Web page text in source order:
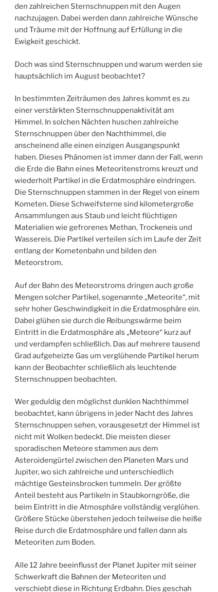
den zahlreichen Sternschnuppen mit den Augen
nachzujagen. Dabei werden dann zahlreiche Wünsche
und Träume mit der Hoffnung auf Erfüllung in die
Ewigkeit geschickt.
Doch was sind Sternschnuppen und warum werden sie
hauptsächlich im August beobachtet?
In bestimmten Zeiträumen des Jahres kommt es zu
einer verstärkten Sternschnuppenaktivität am
Himmel. In solchen Nächten huschen zahlreiche
Sternschnuppen über den Nachthimmel, die
anscheinend alle einen einzigen Ausgangspunkt
haben. Dieses Phänomen ist immer dann der Fall, wenn
die Erde die Bahn eines Meteoritenstroms kreuzt und
wiederholt Partikel in die Erdatmosphäre eindringen.
Die Sternschnuppen stammen in der Regel von einem
Kometen. Diese Schweifsterne sind kilometergroße
Ansammlungen aus Staub und leicht flüchtigen
Materialien wie gefrorenes Methan, Trockeneis und
Wassereis. Die Partikel verteilen sich im Laufe der Zeit
entlang der Kometenbahn und bilden den
Meteorstrom.
Auf der Bahn des Meteorstroms dringen auch große
Mengen solcher Partikel, sogenannte „Meteorite“, mit
sehr hoher Geschwindigkeit in die Erdatmosphäre ein.
Dabei glühen sie durch die Reibungswärme beim
Eintritt in die Erdatmosphäre als „Meteore“ kurz auf
und verdampfen schließlich. Das auf mehrere tausend
Grad aufgeheizte Gas um verglühende Partikel herum
kann der Beobachter schließlich als leuchtende
Sternschnuppen beobachten.
Wer geduldig den möglichst dunklen Nachthimmel
beobachtet, kann übrigens in jeder Nacht des Jahres
Sternschnuppen sehen, vorausgesetzt der Himmel ist
nicht mit Wolken bedeckt. Die meisten dieser
sporadischen Meteore stammen aus dem
Asteroidengürtel zwischen den Planeten Mars und
Jupiter, wo sich zahlreiche und unterschiedlich
mächtige Gesteinsbrocken tummeln. Der größte
Anteil besteht aus Partikeln in Staubkorngröße, die
beim Eintritt in die Atmosphäre vollständig verglühen.
Größere Stücke überstehen jedoch teilweise die heiße
Reise durch die Erdatmosphäre und fallen dann als
Meteoriten zum Boden.
Alle 12 Jahre beeinflusst der Planet Jupiter mit seiner
Schwerkraft die Bahnen der Meteoriten und
verschiebt diese in Richtung Erdbahn. Dies geschah